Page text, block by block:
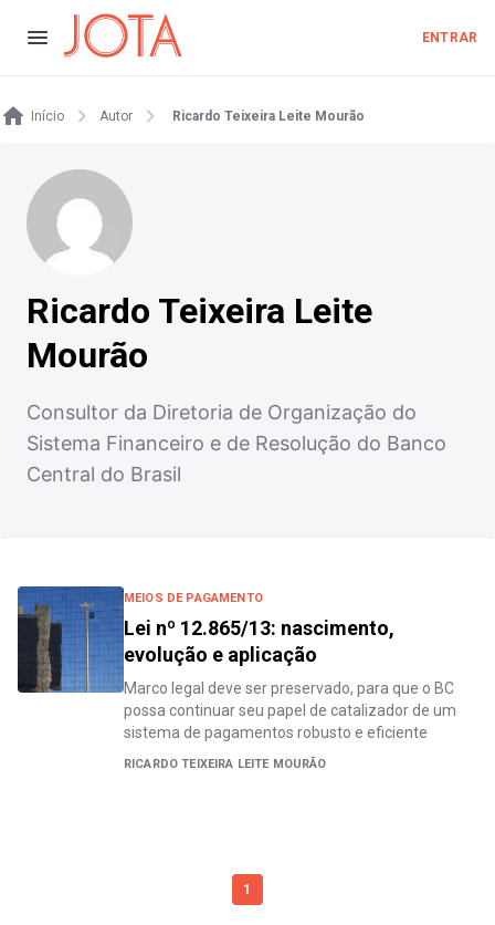
ENTRAR
Início Autor Ricardo Teixeira Leite Mourão
Ricardo Teixeira Leite
Mourão
Consultor da Diretoria de Organização do
Sistema Financeiro e de Resolução do Banco
Central do Brasil
MEIOS DE PAGAMENTO
Lei nº 12.865/13: nascimento,
evolução e aplicação
Marco legal deve ser preservado, para que o BC
possa continuar seu papel de catalizador de um
sistema de pagamentos robusto e eficiente
RICARDO TEIXEIRA LEITE MOURÃO
1